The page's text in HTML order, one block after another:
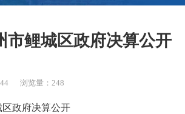
市鲤城区政府决算公开
浏览量： 248
区政府决算公开